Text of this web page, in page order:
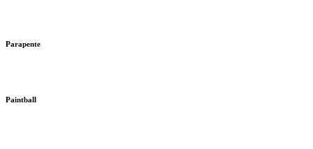
Parapente
Paintball